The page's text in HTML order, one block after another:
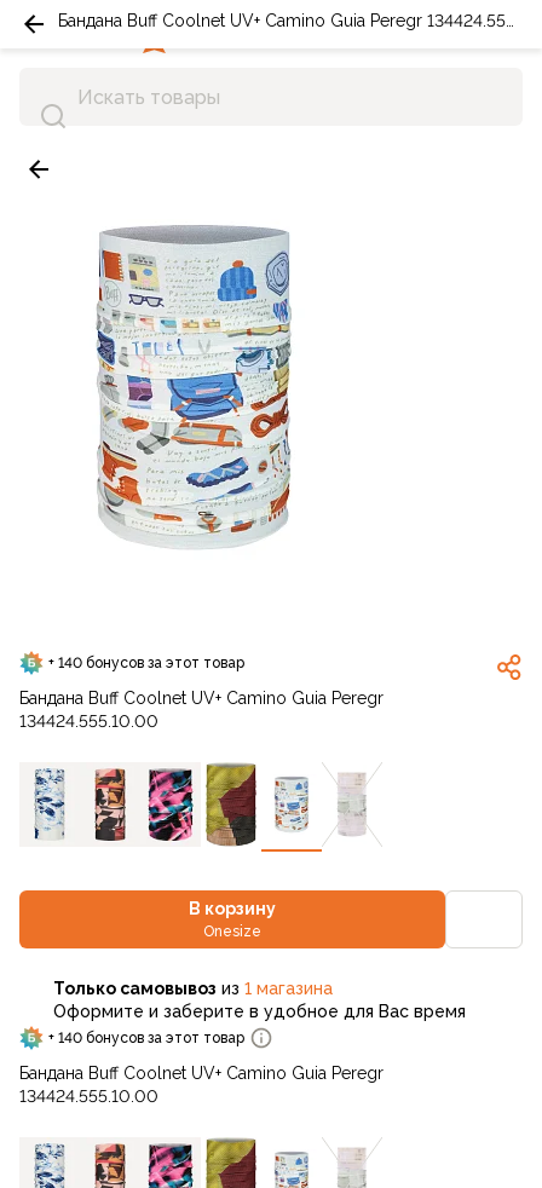
0 0
+ 140 бонусов за этот товар
Бандана Buff Coolnet UV+ Camino Guia Peregr
134424.555.10.00
В корзину
Onesize
Только самовывоз из 1 магазина
Оформите и заберите в удобное для Вас время
+ 140 бонусов за этот товар
Бандана Buff Coolnet UV+ Camino Guia Peregr
134424.555.10.00